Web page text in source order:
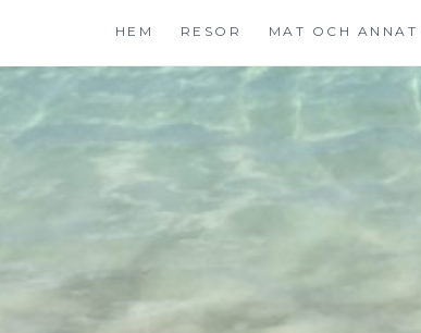
innehåll
HEM RESOR MAT OCH ANNAT